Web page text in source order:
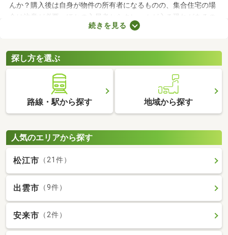
んか？購入後は自身が物件の所有者になるものの、集合住宅の場
合は注意が必要。ほかの入居者からクレームが入る恐れがあるの
で、大切な家族と引っ越す際は、ペット可の物件を選ぶことが大
するので、ペットと快適に暮らせるお部屋を見つけてください
ね。
続きを見る
探し方を選ぶ
路線・駅から探す 地域から探す
人気のエリアから探す
松江市 （21件）
出雲市 （9件）
安来市 （2件）